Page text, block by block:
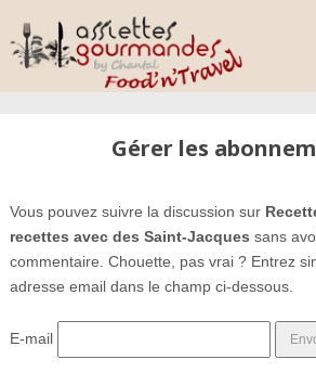
Gérer les
Vous pouvez suivre la discussion sur
recettes avec des Saint-Jacques sans
commentaire. Chouette, pas vrai ? Entrez
adresse email dans le champ ci-dessous.
E-mail